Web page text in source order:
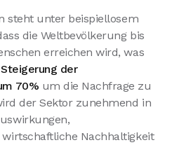
steht unter beispiellosem
die Weltbevölkerung bis
erreichen wird, was
Steigerung der
70% um die Nachfrage zu
der Sektor zunehmend in
Nachhaltigkeit